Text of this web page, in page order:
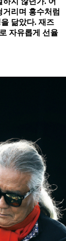
리며 홍수처럼
닮았다. 재즈
자유롭게 선율